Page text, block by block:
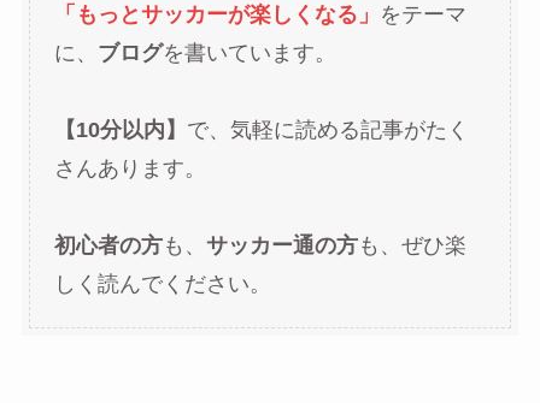
「もっとサッカーが楽しくなる」 をテーマ
に、 ブログを書いています。
【10分以内】 で、気軽に読める記事がたく
さんあります。
初心者の方も、 サッカー通の方も、ぜひ楽
しく読んでください。